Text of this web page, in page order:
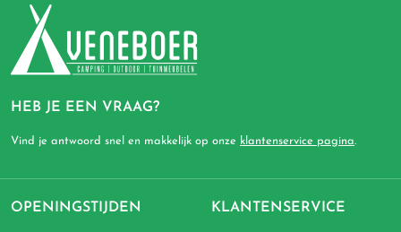
HEB JE EEN VRAAG?
Vind je antwoord snel en makkelijk op onze klantenservice pagina.
OPENINGSTIJDEN KLANTENSERVICE